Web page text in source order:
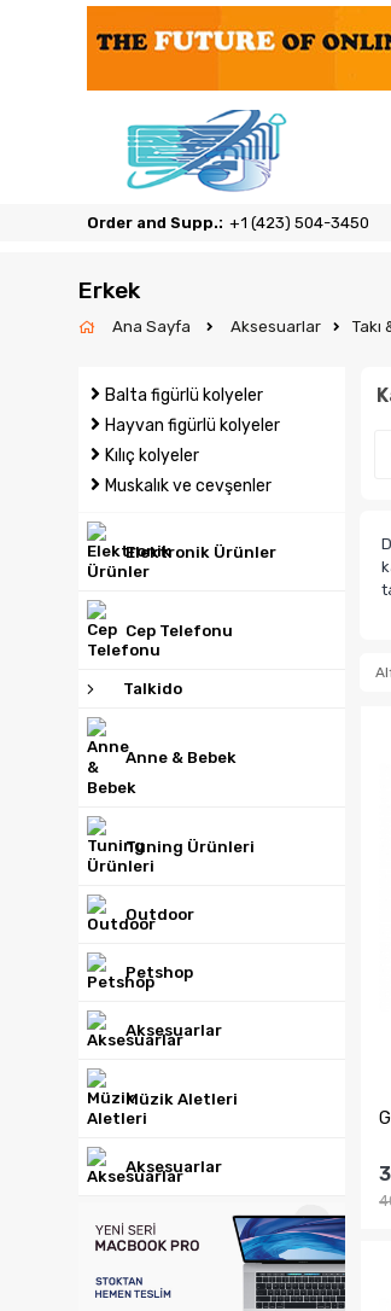
Order and Supp.: ‎+1 (423) 504-3450
Erkek
Ana Sayfa Aksesuarlar Takı
Balta figürlü kolyeler
Hayvan figürlü kolyeler
Kılıç kolyeler
Muskalık ve cevşenler
Elektronik Ürünler
Cep Telefonu
Talkido
Anne & Bebek
Tuning Ürünleri
Outdoor
Petshop
Aksesuarlar
Müzik Aletleri
Aksesuarlar